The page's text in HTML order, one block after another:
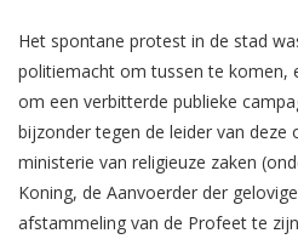
Het spontane protest in de stad
politiemacht om tussen te komen,
om een verbitterde publieke
bijzonder tegen de leider van deze
ministerie van religieuze zaken
Koning, de Aanvoerder der
afstammeling van de Profeet te